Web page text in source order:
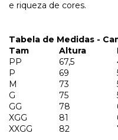
e riqueza de cores.
Tabela de Medidas -
Tam
Altura
PP
67,5
P
69
M
73
G
75
GG
78
XGG
81
XXGG
82